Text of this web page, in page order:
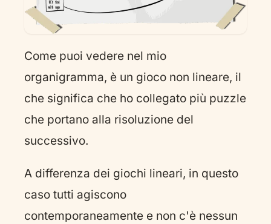
Come puoi vedere nel mio
organigramma, è un gioco non lineare, il
che significa che ho collegato più puzzle
che portano alla risoluzione del
successivo.
A differenza dei giochi lineari, in questo
caso tutti agiscono
contemporaneamente e non c'è nessun